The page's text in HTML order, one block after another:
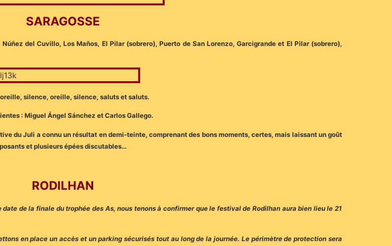
SARAGOSSE
del Cuvillo, Los Maños, El Pilar (sobrero), Puerto de San Lorenzo, Garcigrande et El Pilar (sobrero),
silence, oreille, silence, saluts et saluts.
: Miguel Ángel Sánchez et Carlos Gallego.
du Juli a connu un résultat en demi-teinte, comprenant des bons moments, certes, mais laissant un goût
et plusieurs épées discutables…
RODILHAN
de la finale du trophée des As, nous tenons à confirmer que le festival de Rodilhan aura bien lieu le 21
en place un accès et un parking sécurisés tout au long de la journée. Le périmètre de protection sera